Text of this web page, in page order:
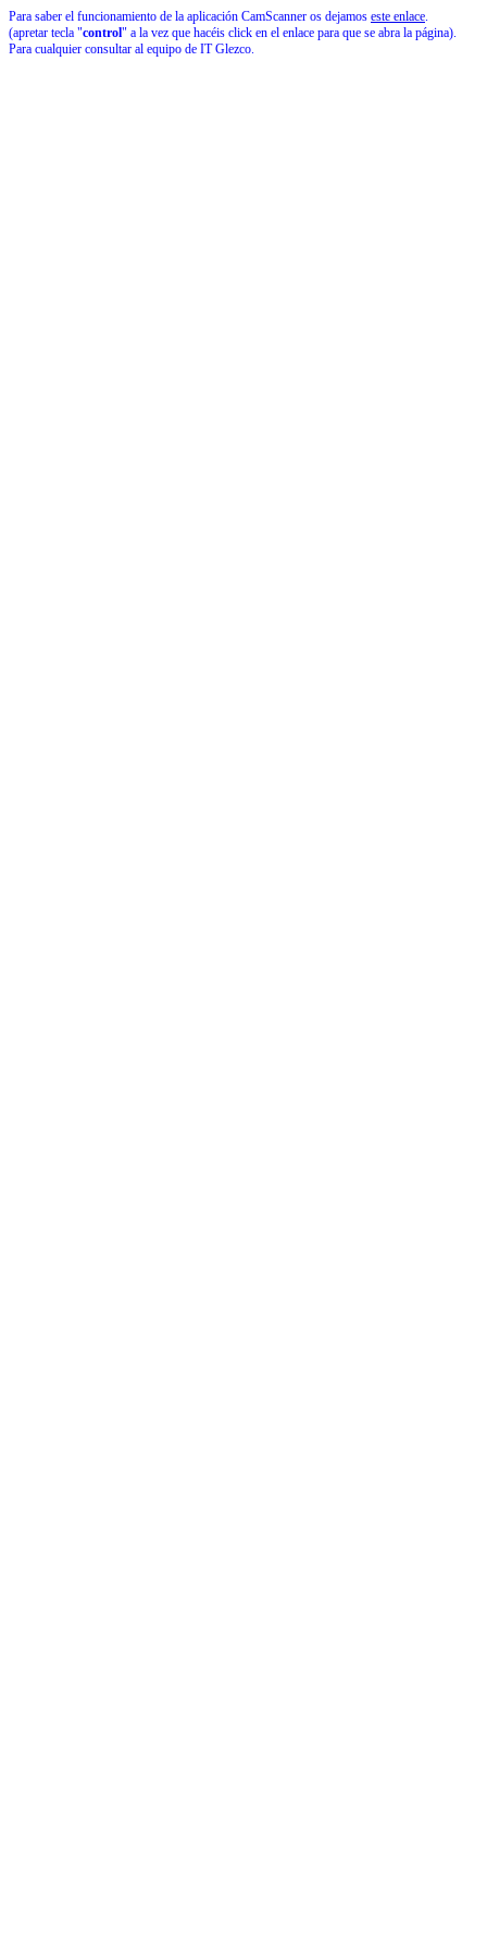
Para saber el funcionamiento de la aplicación CamScanner os dejamos este enlace.
(apretar tecla "control" a la vez que hacéis click en el enlace para que se abra la página).
Para cualquier consultar al equipo de IT Glezco.